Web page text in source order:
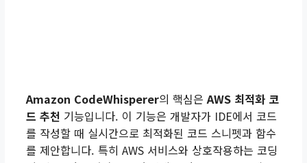
Amazon CodeWhisperer의 핵심은AWS 최적화 코
드 추천 기능입니다. 이 기능은 개발자가 IDE에서 코드
를 작성할 때 실시간으로 최적화된 코드 스니펫과 함수
를 제안합니다. 특히 AWS 서비스와 상호작용하는 코딩